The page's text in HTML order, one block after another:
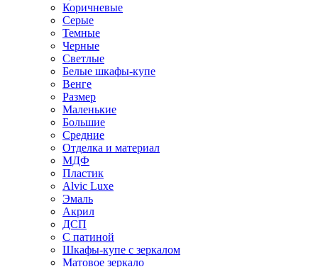
Коричневые
Серые
Темные
Черные
Светлые
Белые шкафы-купе
Венге
Размер
Маленькие
Большие
Средние
Отделка и материал
МДФ
Пластик
Alvic Luxe
Эмаль
Акрил
ДСП
С патиной
Шкафы-купе с зеркалом
Матовое зеркало